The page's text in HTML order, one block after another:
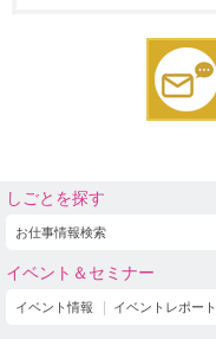
しごとを探す
お仕事情報検索
イベント＆セミナー
イベント情報 イベントレポート